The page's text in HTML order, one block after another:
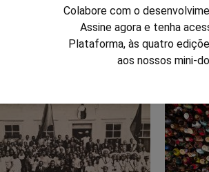
Colabore com o
Assine agora e tenha
Plataforma, às quatro
aos nossos mini-